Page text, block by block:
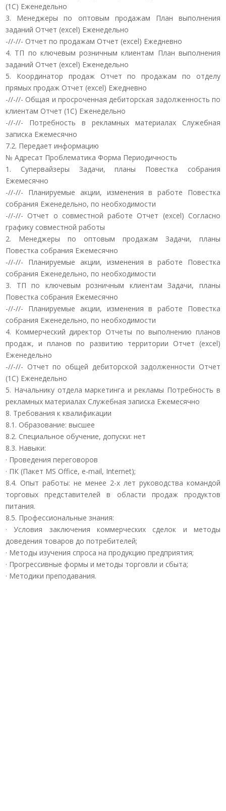
(1С) Еженедельно
3. Менеджеры по оптовым продажам План выполнения
заданий Отчет (excel) Еженедельно
-//-//- Отчет по продажам Отчет (excel) Ежедневно
4. ТП по ключевым розничным клиентам План выполнения
заданий Отчет (excel) Еженедельно
5. Координатор продаж Отчет по продажам по отделу
прямых продаж Отчет (excel) Ежедневно
-//-//- Общая и просроченная дебиторская задолженность по
клиентам Отчет (1С) Еженедельно
-//-//- Потребность в рекламных материалах Служебная
записка Ежемесячно
7.2. Передает информацию
№ Адресат Проблематика Форма Периодичность
1. Супервайзеры Задачи, планы Повестка собрания
Ежемесячно
-//-//- Планируемые акции, изменения в работе Повестка
собрания Еженедельно, по необходимости
-//-//- Отчет о совместной работе Отчет (excel) Согласно
графику совместной работы
2. Менеджеры по оптовым продажам Задачи, планы
Повестка собрания Ежемесячно
-//-//- Планируемые акции, изменения в работе Повестка
собрания Еженедельно, по необходимости
3. ТП по ключевым розничным клиентам Задачи, планы
Повестка собрания Ежемесячно
-//-//- Планируемые акции, изменения в работе Повестка
собрания Еженедельно, по необходимости
4. Коммерческий директор Отчеты по выполнению планов
продаж, и планов по развитию территории Отчет (excel)
Еженедельно
-//-//- Отчет по общей дебиторской задолженности Отчет
(1С) Еженедельно
5. Начальнику отдела маркетинга и рекламы Потребность в
рекламных материалах Служебная записка Ежемесячно
8. Требования к квалификации
8.1. Образование: высшее
8.2. Специальное обучение, допуски: нет
8.3. Навыки:
· Проведения переговоров
· ПК (Пакет MS Office, e-mail, Internet);
8.4. Опыт работы: не менее 2-х лет руководства командой
торговых представителей в области продаж продуктов
питания.
8.5. Профессиональные знания:
· Условия заключения коммерческих сделок и методы
доведения товаров до потребителей;
· Методы изучения спроса на продукцию предприятия;
· Прогрессивные формы и методы торговли и сбыта;
· Методики преподавания.